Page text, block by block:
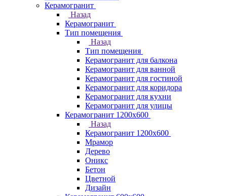
Керамогранит
Назад
Керамогранит
Тип помещения
Назад
Тип помещения
Керамогранит для балкона
Керамогранит для ванной
Керамогранит для гостиной
Керамогранит для коридора
Керамогранит для кухни
Керамогранит для улицы
Керамогранит 1200х600
Назад
Керамогранит 1200х600
Мрамор
Дерево
Оникс
Бетон
Цветной
Дизайн